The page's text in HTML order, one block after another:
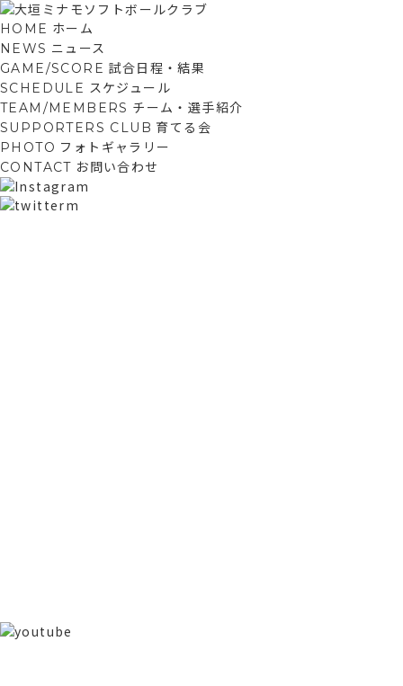
HOME ホーム
NEWS ニュース
GAME/SCORE 試合日程・結果
SCHEDULE スケジュール
TEAM/MEMBERS チーム・選手紹介
SUPPORTERS CLUB 育てる会
PHOTO フォトギャラリー
CONTACT お問い合わせ